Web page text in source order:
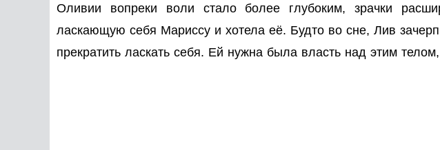
Оливии вопреки воли стало более глубоким, зрачки
ласкающую себя Мариссу и хотела её. Будто во сне, Лив
прекратить ласкать себя. Ей нужна была власть над этим